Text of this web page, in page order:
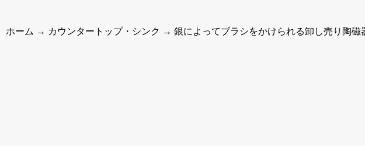
ホーム → カウンタートップ・シンク → 銀によってブラシをかけられる卸し売り陶磁